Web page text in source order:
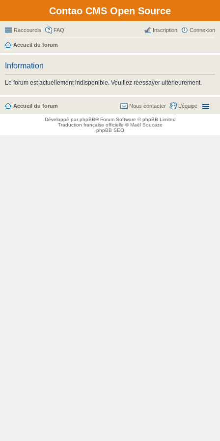
Contao CMS Open Source
Raccourcis FAQ Connexion
Inscription
Accueil du forum
Information
Le forum est actuellement indisponible. Veuillez réessayer ultérieurement.
Accueil du forum L’équipe
Nous contacter
Développé parphpBB® Forum Software © phpBB Limited
Traduction française officielle ©Maël Soucaze
phpBB SEO